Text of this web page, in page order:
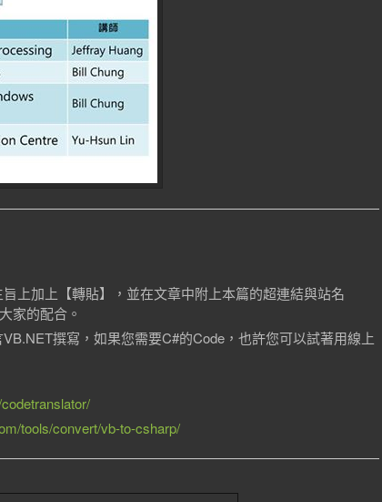
上加上【轉貼】，並在文章中附上本篇的超連結與站名
家的配合。
撰寫，如果您需要C#的Code，也許您可以試著用線上
tools/convert/vb-to-csharp/